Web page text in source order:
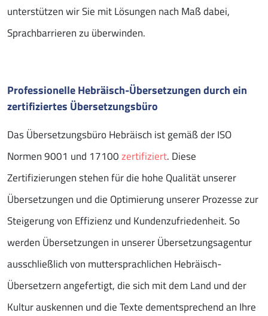
unterstützen wir Sie mit Lösungen nach Maß dabei,
Sprachbarrieren zu überwinden.
Professionelle Hebräisch-Übersetzungen durch ein
zertifiziertes Übersetzungsbüro
Das Übersetzungsbüro Hebräisch ist gemäß der ISO
Normen 9001 und 17100zertifiziert. Diese
Zertifizierungen stehen für die hohe Qualität unserer
Übersetzungen und die Optimierung unserer Prozesse zur
Steigerung von Effizienz und Kundenzufriedenheit. So
werden Übersetzungen in unserer Übersetzungsagentur
ausschließlich von muttersprachlichen Hebräisch-
Übersetzern angefertigt, die sich mit dem Land und der
Kultur auskennen und die Texte dementsprechend an Ihre